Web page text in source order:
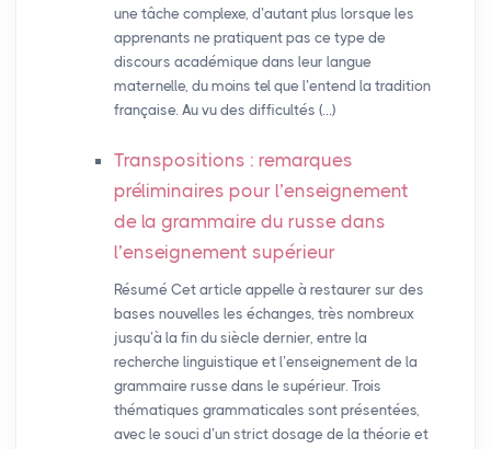
une tâche complexe, d’autant plus lorsque les
apprenants ne pratiquent pas ce type de
discours académique dans leur langue
maternelle, du moins tel que l’entend la tradition
française. Au vu des difficultés (…)
Transpositions : remarques
préliminaires pour l’enseignement
de la grammaire du russe dans
l’enseignement supérieur
Résumé Cet article appelle à restaurer sur des
bases nouvelles les échanges, très nombreux
jusqu’à la fin du siècle dernier, entre la
recherche linguistique et l’enseignement de la
grammaire russe dans le supérieur. Trois
thématiques grammaticales sont présentées,
avec le souci d’un strict dosage de la théorie et